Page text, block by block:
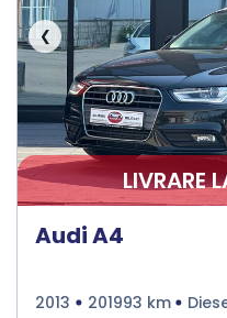
❮
LIVRARE
Audi A4
2013 201993 km